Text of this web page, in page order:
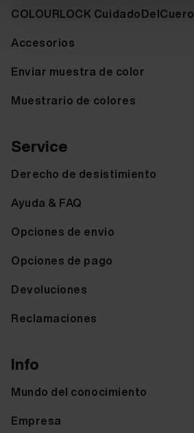
COLOURLOCK CuidadoDelCuero
Accesorios
Enviar muestra de color
Muestrario de colores
Service
Derecho de desistimiento
Ayuda & FAQ
Opciones de envio
Opciones de pago
Devoluciones
Reclamaciones
Info
Mundo del conocimiento
Empresa